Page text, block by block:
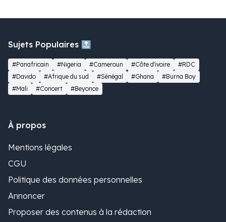
Sujets Populaires 🔝
#Panafricain #Nigeria #Cameroun #Côte d'ivoire
#RDC
#Davido
#Afrique du sud #Sénégal #Ghana
#Burna Boy
#Mali
#Concert #Beyonce
À propos
Mentions légales
CGU
Politique des données personnelles
Annoncer
Proposer des contenus à la rédaction